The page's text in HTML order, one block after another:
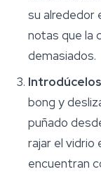
su alrededor
notas que la
demasiados.
bong y
puñado
rajar el vidrio
encuentran